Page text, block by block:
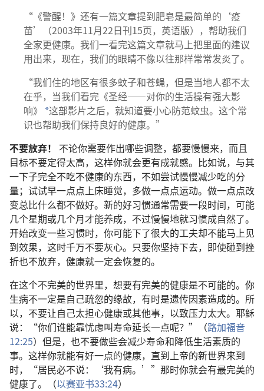
“《警醒！》还有一篇文章提到肥皂是最简单的‘疫
苗’（2003年11月22日刊15页，英语版），帮助我们
全家更健康。我们一看完这篇文章就马上把里面的建议
用出来，现在，我们的眼睛不像以往那样常常发炎了。
“我们住的地区有很多蚊子和苍蝇，但是当地人都不太
在乎，当我们看完《圣经——对你的生活操有强大影
响》
*这部影片之后，就知道要小心防范蚊虫。这个常
识也帮助我们保持良好的健康。”
不要放弃！ 不论你需要作出哪些调整，都要慢慢来，而且
目标不要定得太高，这样你就会更有成就感。比如说，与其
一下子完全不吃不健康的东西，不如尝试慢慢减少吃的分
量；试试早一点点上床睡觉，多做一点点运动。做一点点改
变总比什么都不做好。新的好习惯通常需要一段时间，可能
几个星期或几个月才能养成，不过慢慢地就习惯成自然了。
开始改变一些习惯时，你可能下了很大的工夫却不能马上见
到效果，这时千万不要灰心。只要你坚持下去，即使碰到挫
折也不放弃，健康就一定会恢复的。
在这个不完美的世界里，想要有完美的健康是不可能的。你
生病不一定是自己疏忽的缘故，有时是遗传因素造成的。所
以，不要让自己太担心健康或其他事，以致压力太大。耶稣
说：“你们谁能靠忧虑叫寿命延长一点呢？”（路加福音
12:25）但是，也不要做些会减少寿命和降低生活素质的
事。这样你就能有好一点的健康，直到上帝的新世界来到
时，“居民必不说：‘我有病。’”那时你就会有最完美的
健康了。（以赛亚书33:24）